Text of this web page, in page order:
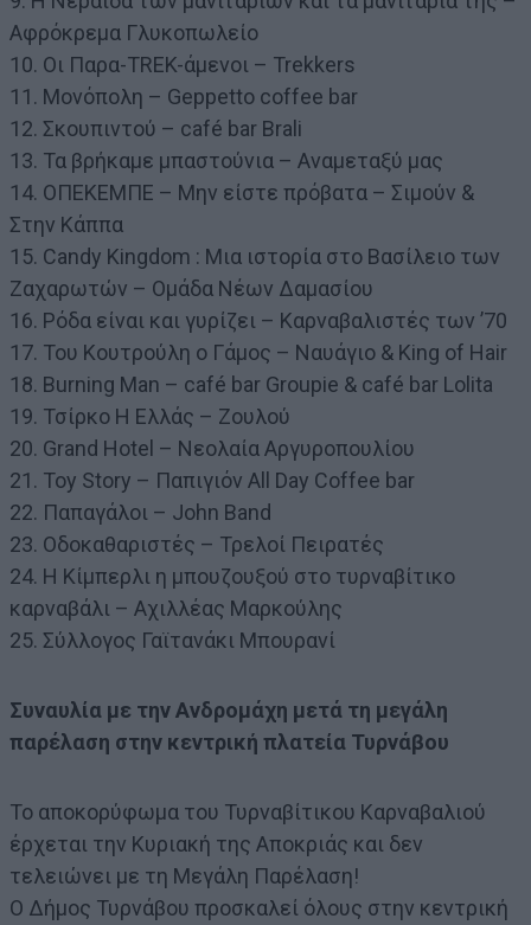
Αφρόκρεμα Γλυκοπωλείο
10. Οι Παρα-TREK-άμενοι – Trekkers
11. Μονόπολη – Geppetto coffee bar
12. Σκουπιντού – café bar Brali
13. Τα βρήκαμε μπαστούνια – Αναμεταξύ μας
14. ΟΠΕΚΕΜΠΕ – Μην είστε πρόβατα – Σιμούν &
Στην Κάππα
15. Candy Kingdom : Μια ιστορία στο Βασίλειο των
Ζαχαρωτών – Ομάδα Νέων Δαμασίου
16. Ρόδα είναι και γυρίζει – Καρναβαλιστές των ’70
17. Του Κουτρούλη ο Γάμος – Ναυάγιο & King of Hair
18. Burning Man – café bar Groupie & café bar Lolita
19. Τσίρκο Η Ελλάς – Ζουλού
20. Grand Hotel – Νεολαία Αργυροπουλίου
21. Toy Story – Παπιγιόν All Day Coffee bar
22. Παπαγάλοι – John Band
23. Οδοκαθαριστές – Τρελοί Πειρατές
24. Η Κίμπερλι η μπουζουξού στο τυρναβίτικο
καρναβάλι – Αχιλλέας Μαρκούλης
25. Σύλλογος Γαϊτανάκι Μπουρανί
Συναυλία με την Ανδρομάχη μετά τη μεγάλη
παρέλαση στην κεντρική πλατεία Τυρνάβου
Το αποκορύφωμα του Τυρναβίτικου Καρναβαλιού
έρχεται την Κυριακή της Αποκριάς και δεν
τελειώνει με τη Μεγάλη Παρέλαση!
Ο Δήμος Τυρνάβου προσκαλεί όλους στην κεντρική